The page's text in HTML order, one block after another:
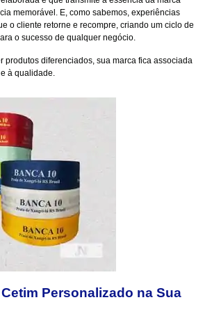
memorável. E, como sabemos, experiências
o cliente retorne e recompre, criando um ciclo de
o sucesso de qualquer negócio.
produtos diferenciados, sua marca fica associada
à qualidade.
Personalizado na Sua